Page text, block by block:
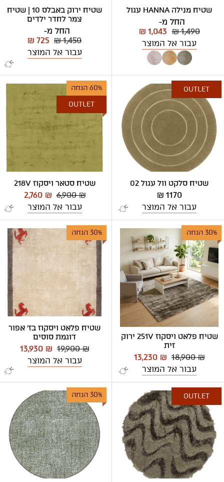
שטיח מנילה HANNA עגול
החל מ-
₪ 1,490
₪ 1,043
עבור אל המוצר
שטיח ירוק באבלס 10 | שטיח
צמר לחדר ילדים
החל מ-
₪ 1,450
₪ 725
עבור אל המוצר
OUTLET
שטיח סלקט וול עגול 02
1170 ₪
עבור אל המוצר
60% הנחה
OUTLET
שטיח סטאר ויסקוז 218V
6,900 ₪
2,760 ₪
עבור אל המוצר
30% הנחה
שטיח פלאט ויסקוז 251V ירוק
זית
18,900 ₪
13,230 ₪
עבור אל המוצר
30% הנחה
שטיח פלאט ויסקוז בז' אפור
דוגמת סוסים
19,900 ₪
13,930 ₪
עבור אל המוצר
OUTLET 30% הנחה